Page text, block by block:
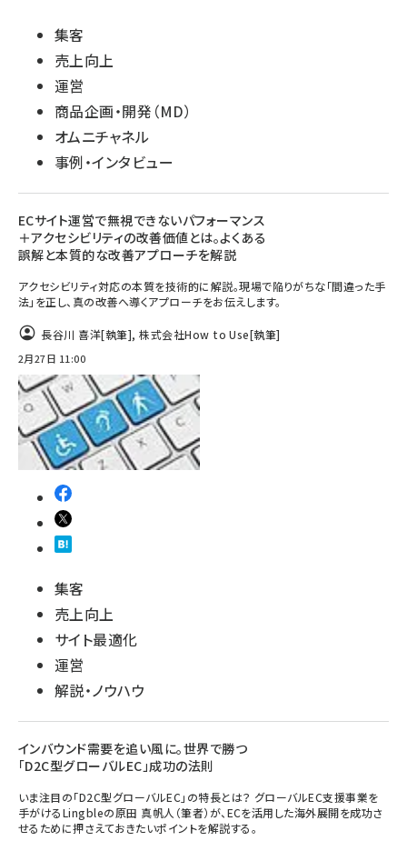
集客
売上向上
運営
商品企画・開発（MD）
オムニチャネル
事例・インタビュー
ECサイト運営で無視できないパフォーマンス
＋アクセシビリティの改善価値とは。よくある
誤解と本質的な改善アプローチを解説
アクセシビリティ対応の本質を技術的に解説。現場で陥りがちな「間違った手
法」を正し、真の改善へ導くアプローチをお伝えします。
長谷川 喜洋[執筆],株式会社How to Use[執筆]
2月27日 11:00
集客
売上向上
サイト最適化
運営
解説・ノウハウ
インバウンド需要を追い風に。世界で勝つ
「D2C型グローバルEC」成功の法則
いま注目の「D2C型グローバルEC」の特長とは？ グローバルEC支援事業を
手がけるLingbleの原田 真帆人（筆者）が、ECを活用した海外展開を成功さ
せるために押さえておきたいポイントを解説する。